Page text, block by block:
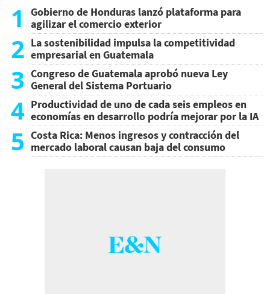
1
Gobierno de Honduras lanzó plataforma para
agilizar el comercio exterior
2 La sostenibilidad impulsa la competitividad
empresarial en Guatemala
3 Congreso de Guatemala aprobó nueva Ley
General del Sistema Portuario
4 Productividad de uno de cada seis empleos en
economías en desarrollo podría mejorar por la IA
5 Costa Rica: Menos ingresos y contracción del
mercado laboral causan baja del consumo